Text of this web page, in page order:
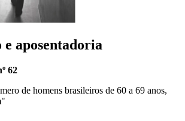
aposentadoria
62
de homens brasileiros de 60 a 69 anos,